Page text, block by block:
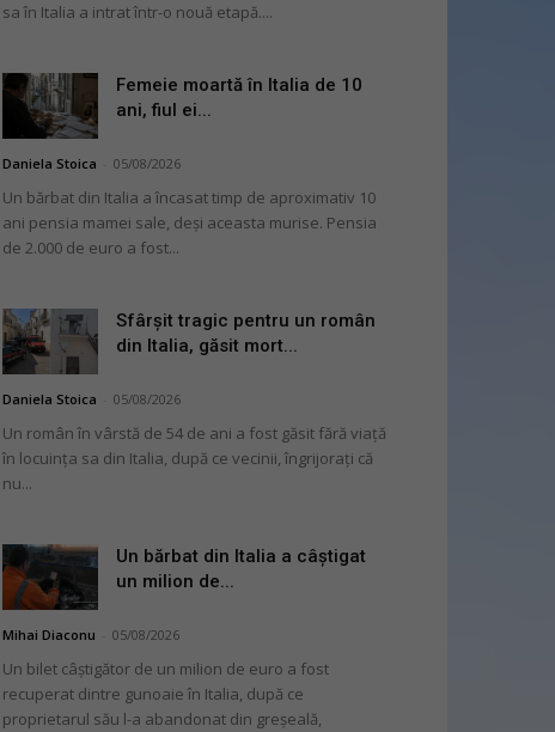
sa în Italia a intrat într-o nouă etapă....
Femeie moartă în Italia de 10
ani, fiul ei...
Daniela Stoica 05/08/2026
Un bărbat din Italia a încasat timp de aproximativ 10
ani pensia mamei sale, deși aceasta murise. Pensia
de 2.000 de euro a fost...
Sfârșit tragic pentru un român
din Italia, găsit mort...
Daniela Stoica 05/08/2026
Un român în vârstă de 54 de ani a fost găsit fără viață
în locuința sa din Italia, după ce vecinii, îngrijorați că
nu...
Un bărbat din Italia a câștigat
un milion de...
Mihai Diaconu 05/08/2026
Un bilet câștigător de un milion de euro a fost
recuperat dintre gunoaie în Italia, după ce
proprietarul său l-a abandonat din greșeală,